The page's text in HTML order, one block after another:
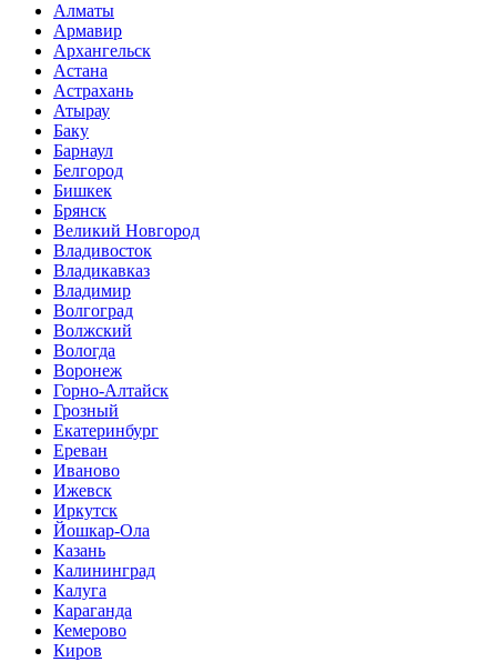
Алматы
Армавир
Архангельск
Астана
Астрахань
Атырау
Баку
Барнаул
Белгород
Бишкек
Брянск
Великий Новгород
Владивосток
Владикавказ
Владимир
Волгоград
Волжский
Вологда
Воронеж
Горно-Алтайск
Грозный
Екатеринбург
Ереван
Иваново
Ижевск
Иркутск
Йошкар-Ола
Казань
Калининград
Калуга
Караганда
Кемерово
Киров